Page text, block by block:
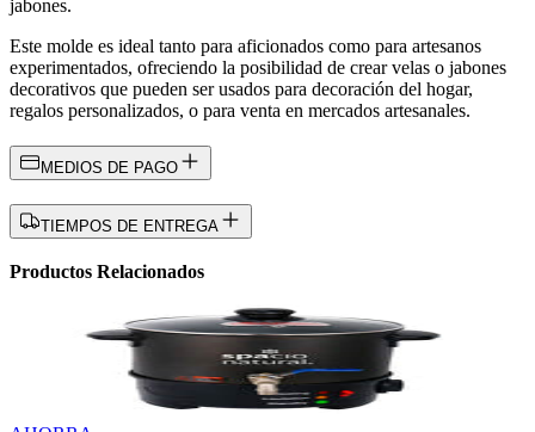
jabones.
Este molde es ideal tanto para aficionados como para artesanos
experimentados, ofreciendo la posibilidad de crear velas o jabones
decorativos que pueden ser usados para decoración del hogar,
regalos personalizados, o para venta en mercados artesanales.
MEDIOS DE PAGO
TIEMPOS DE ENTREGA
Productos Relacionados